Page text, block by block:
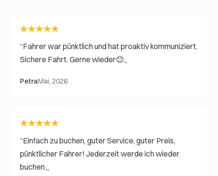
Fahrer war pünktlich und hat proaktiv kommuniziert.
Sichere Fahrt. Gerne wieder😊
PetraMai, 2026
Einfach zu buchen, guter Service, guter Preis,
pünktlicher Fahrer! Jederzeit werde ich wieder
buchen.